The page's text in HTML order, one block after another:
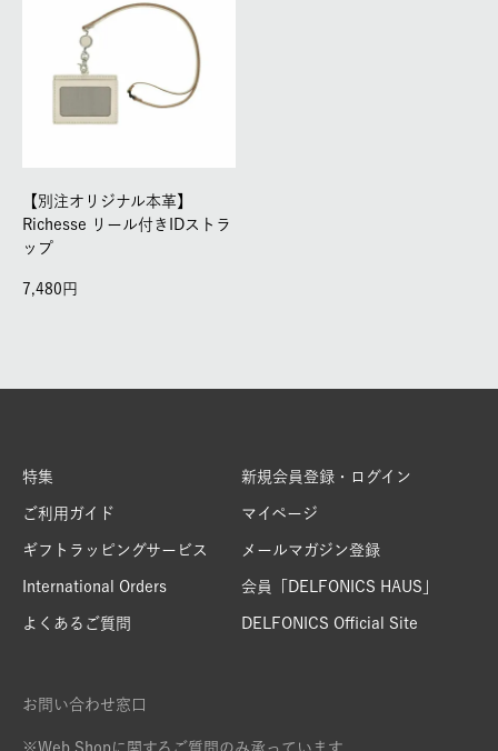
【別注オリジナル本革】
Richesse リール付きIDストラ
ップ
7,480
特集
ご利用ガイド
ギフトラッピングサービス
International Orders
よくあるご質問
新規会員登録・ログイン
マイページ
メールマガジン登録
会員「DELFONICS HAUS」
DELFONICS Official Site
お問い合わせ窓口